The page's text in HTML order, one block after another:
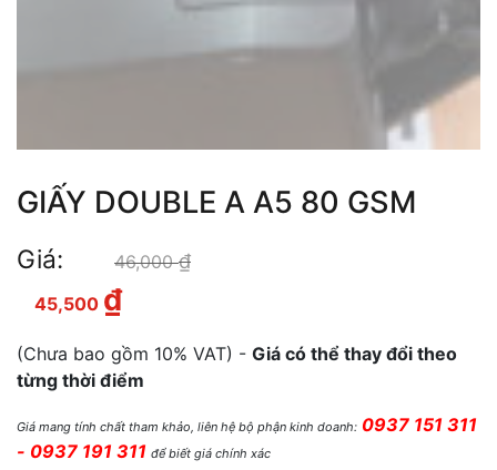
GIẤY DOUBLE A A5 80 GSM
Giá: 46,000₫
45,500 ₫
(Chưa bao gồm 10% VAT) - Giá có thể thay đổi theo
từng thời điểm
Giá mang tính chất tham khảo, liên hệ bộ phận kinh doanh: 0937 151 311
- 0937 191 311 để biết giá chính xác